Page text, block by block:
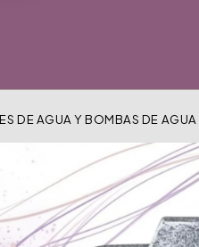
DE AGUA Y BOMBAS DE AGUA